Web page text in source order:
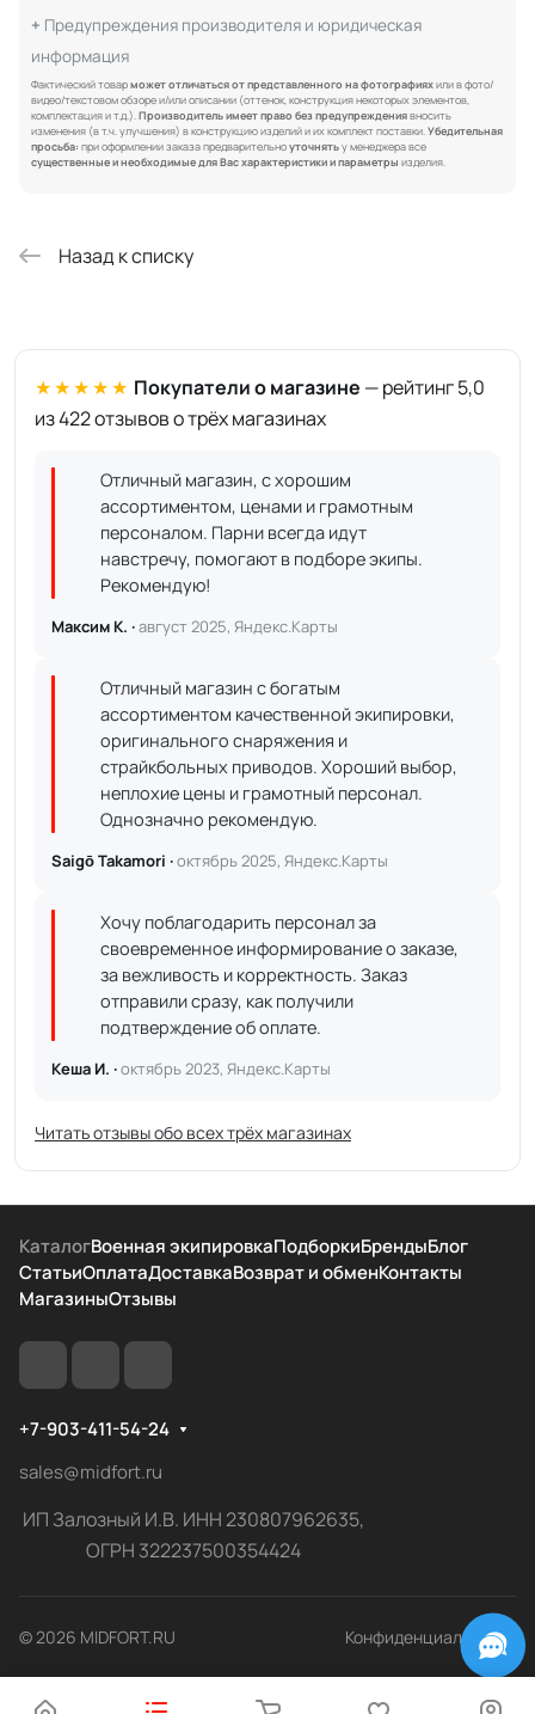
Предупреждения производителя и юридическая
информация
Фактический товарможет отличаться от представленного на фотографияхили в фото/
видео/текстовом обзоре и/или описании (оттенок, конструкция некоторых элементов,
комплектация и т.д.).Производитель имеет право без предупреждениявносить
изменения (в т.ч. улучшения) в конструкцию изделий и их комплект поставки.Убедительная
просьба: при оформлении заказа предварительноуточнятьу менеджера все
существенные и необходимые для Вас характеристики и параметры изделия.
Назад к списку
★★★★★ Покупатели о магазине — рейтинг 5,0
из 422 отзывов о трёх магазинах
Отличный магазин, с хорошим
ассортиментом, ценами и грамотным
персоналом. Парни всегда идут
навстречу, помогают в подборе экипы.
Рекомендую!
Максим К. ·август 2025, Яндекс.Карты
Отличный магазин с богатым
ассортиментом качественной экипировки,
оригинального снаряжения и
страйкбольных приводов. Хороший выбор,
неплохие цены и грамотный персонал.
Однозначно рекомендую.
Saigō Takamori ·октябрь 2025, Яндекс.Карты
Хочу поблагодарить персонал за
своевременное информирование о заказе,
за вежливость и корректность. Заказ
отправили сразу, как получили
подтверждение об оплате.
Кеша И. ·октябрь 2023, Яндекс.Карты
Читать отзывы обо всех трёх магазинах
КаталогВоенная экипировкаПодборкиБрендыБлог
СтатьиОплатаДоставкаВозврат и обменКонтакты
МагазиныОтзывы
+7-903-411-54-24
sales@midfort.ru
ИП Залозный И.В. ИНН 230807962635,
ОГРН 322237500354424
© 2026 MIDFORT.RU Конфиденциальность